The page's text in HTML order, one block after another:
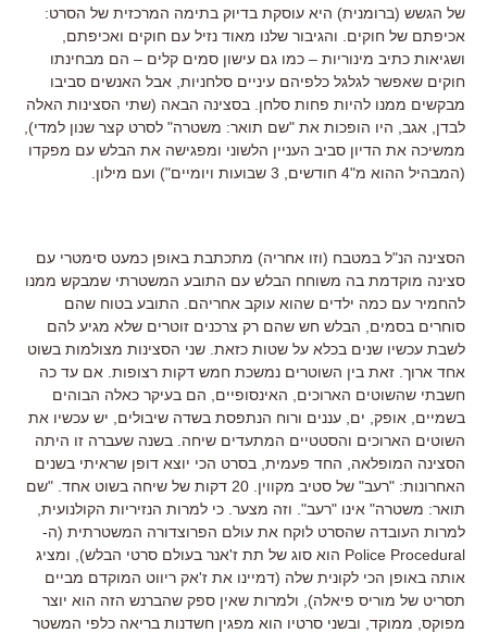
של הגשש (ברומנית) היא עוסקת בדיוק בתימה המרכזית של הסרט:
אכיפתם של חוקים. והגיבור שלנו מאוד נזיל עם חוקים ואכיפתם,
ושגיאות כתיב מינוריות – כמו גם עישון סמים קלים – הם מבחינתו
חוקים שאפשר לגלגל כלפיהם עיניים סלחניות, אבל האנשים סביבו
מבקשים ממנו להיות פחות סלחן. בסצינה הבאה (שתי הסצינות האלה
לבדן, אגב, היו הופכות את "שם תואר: משטרה" לסרט קצר שנון למדי),
ממשיכה את הדיון סביב העניין הלשוני ומפגישה את הבלש עם מפקדו
(המבהיל ההוא מ"4 חודשים, 3 שבועות ויומיים") ועם מילון.
הסצינה הנ"ל במטבח (וזו אחריה) מתכתבת באופן כמעט סימטרי עם
סצינה מוקדמת בה משוחח הבלש עם התובע המשטרתי שמבקש ממנו
להחמיר עם כמה ילדים שהוא עוקב אחריהם. התובע בטוח שהם
סוחרים בסמים, הבלש חש שהם רק צרכנים זוטרים שלא מגיע להם
לשבת עכשיו שנים בכלא על שטות כזאת. שני הסצינות מצולמות בשוט
אחד ארוך. זאת בין השוטרים נמשכת חמש דקות רצופות. אם עד כה
חשבתי שהשוטים הארוכים, האינסופיים, הם בעיקר כאלה הבוהים
בשמיים, אופק, ים, עננים ורוח הנתפסת בשדה שיבולים, יש עכשיו את
השוטים הארוכים והסטטיים המתעדים שיחה. בשנה שעברה זו היתה
הסצינה המופלאה, החד פעמית, בסרט הכי יוצא דופן שראיתי בשנים
האחרונות: "רעב" של סטיב מקווין. 20 דקות של שיחה בשוט אחד. "שם
תואר: משטרה" אינו "רעב". וזה מצער. כי למרות הנזיריות הקולנועית,
למרות העובדה שהסרט לוקח את עולם הפרוצדורה המשטרתית (ה-
Police Procedural הוא סוג של תת ז'אנר בעולם סרטי הבלש), ומציג
אותה באופן הכי לקונית שלה (דמיינו את ז'אק ריווט המוקדם מביים
תסריט של מוריס פיאלה), ולמרות שאין ספק שהברנש הזה הוא יוצר
מפוקס, ממוקד, ובשני סרטיו הוא מפגין חשדנות בריאה כלפי המשטר